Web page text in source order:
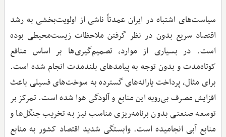
سیاست‌های اشتباه در ایران عمدتاً ناشی از اولویت‌بخشی به رشد
اقتصاد سریع بدون در نظر گرفتن ملاحظات زیست‌محیطی بوده
است. در بسیاری از موارد، تصمیم‌گیری‌ها بر اساس منافع
کوتاه‌مدت و بدون توجه به پیامدهای بلندمدت انجام شده است.
برای مثال، پرداخت یارانه‌های گسترده به سوخت‌های فسیلی باعث
افزایش مصرف بی‌رویه این منابع و آلودگی هوا شده است. تمرکز بر
توسعه صنعتی بدون برنامه‌ریزی مناسب نیز به تخریب جنگل‌ها و
منابع آبی انجامیده است. وابستگی شدید اقتصاد کشور به منابع